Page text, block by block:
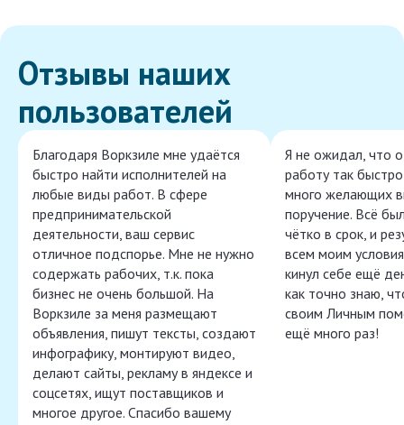
Отзывы наших
пользователей
Благодаря Воркзиле мне удаётся
быстро найти исполнителей на
любые виды работ. В сфере
предпринимательской
деятельности, ваш сервис
отличное подспорье. Мне не нужно
содержать рабочих, т.к. пока
бизнес не очень большой. На
Воркзиле за меня размещают
объявления, пишут тексты, создают
инфографику, монтируют видео,
делают сайты, рекламу в яндексе и
соцсетях, ищут поставщиков и
многое другое. Спасибо вашему
Я не ожидал, что
работу так
много желающих
поручение. Всё
чётко в срок, и
всем моим
кинул себе ещё
как точно знаю,
своим Личным
ещё много раз!